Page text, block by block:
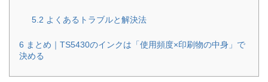
5.2 よくあるトラブルと解決法
6 まとめ｜TS5430のインクは「使用頻度×印刷物の中身」で
決める